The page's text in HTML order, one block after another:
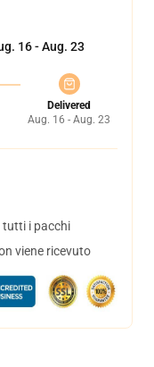
16 - Aug. 23
Delivered
Aug. 16 - Aug. 23
tutti i pacchi
viene ricevuto